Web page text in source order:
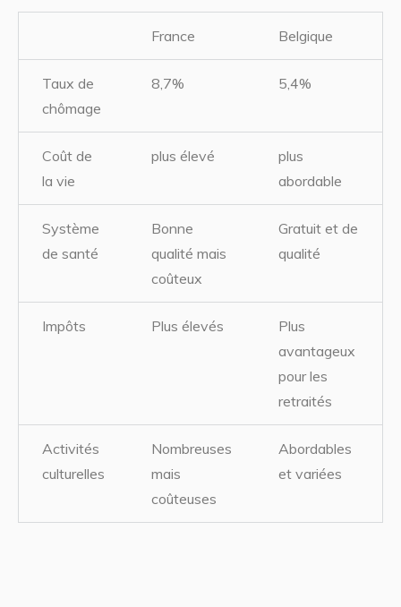
France Belgique
Taux de
chômage
8,7% 5,4%
Coût de
la vie
plus élevé
plus
abordable
Système
de santé
Bonne
qualité mais
coûteux
Gratuit et de
qualité
Impôts Plus élevés
Plus
avantageux
pour les
retraités
Activités
culturelles
Nombreuses
mais
coûteuses
Abordables
et variées